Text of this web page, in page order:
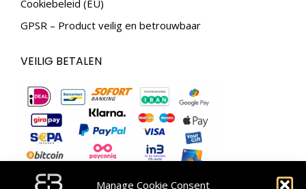
Manage Cookie Consent
Cookiebeleid (EU)
GPSR – Product veilig en betrouwbaar
VEILIG BETALEN